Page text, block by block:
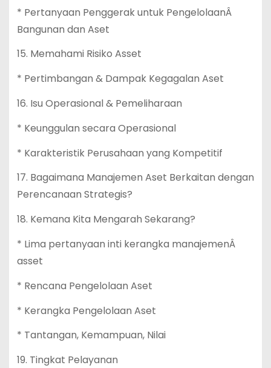
* Pertanyaan Penggerak untuk PengelolaanÂ
Bangunan dan Aset
15. Memahami Risiko Asset
* Pertimbangan & Dampak Kegagalan Aset
16. Isu Operasional & Pemeliharaan
* Keunggulan secara Operasional
* Karakteristik Perusahaan yang Kompetitif
17. Bagaimana Manajemen Aset Berkaitan dengan
Perencanaan Strategis?
18. Kemana Kita Mengarah Sekarang?
* Lima pertanyaan inti kerangka manajemenÂ
asset
* Rencana Pengelolaan Aset
* Kerangka Pengelolaan Aset
* Tantangan, Kemampuan, Nilai
19. Tingkat Pelayanan